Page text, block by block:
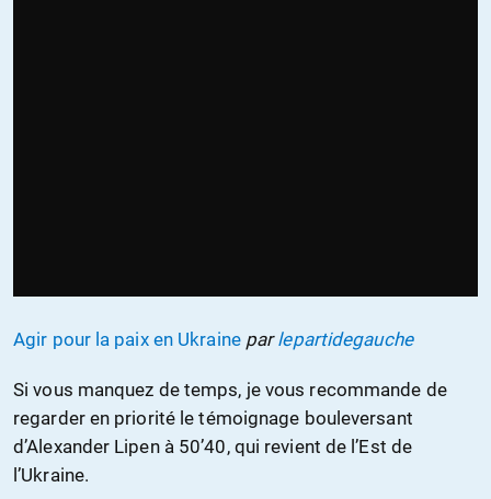
Agir pour la paix en Ukraine parlepartidegauche
Si vous manquez de temps, je vous recommande de
regarder en priorité le témoignage bouleversant
d’Alexander Lipen à 50’40, qui revient de l’Est de
l’Ukraine.